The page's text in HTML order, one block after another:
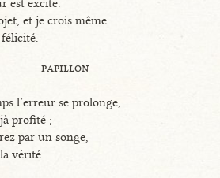
est excité.
et je crois même
papillon
l’erreur se prolonge,
profité ;
par un songe,
vérité.